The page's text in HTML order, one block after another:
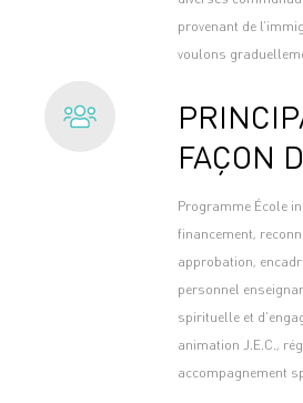
provenant de
voulons
FAÇON
Programme École
financement,
approbation,
personnel
spirituelle et
animation J.E.C.,
accompagnement